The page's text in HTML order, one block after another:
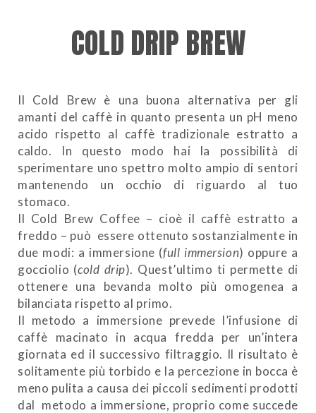
COLD DRIP BREW
Il Cold Brew è una buona alternativa per gli
amanti del caffè in quanto presenta un pH meno
acido rispetto al caffè tradizionale estratto a
caldo. In questo modo hai la possibilità di
sperimentare uno spettro molto ampio di sentori
mantenendo un occhio di riguardo al tuo
stomaco.
Il Cold Brew Coffee – cioè il caffè estratto a
freddo – può essere ottenuto sostanzialmente in
due modi: a immersione (full immersion) oppure a
gocciolio (cold drip). Quest’ultimo ti permette di
ottenere una bevanda molto più omogenea a
bilanciata rispetto al primo.
Il metodo a immersione prevede l’infusione di
caffè macinato in acqua fredda per un’intera
giornata ed il successivo filtraggio. Il risultato è
solitamente più torbido e la percezione in bocca è
meno pulita a causa dei piccoli sedimenti prodotti
dal metodo a immersione, proprio come succede